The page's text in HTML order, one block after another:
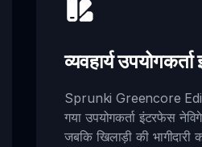
व्यवहार्य
Sprunki Greencore
गया उपयोगकर्ता इंटरफेस
जबकि खिलाड़ी की